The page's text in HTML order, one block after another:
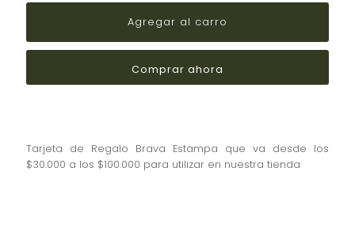
-2 en
Comprar ahora
Tarjeta de Regalo Brava Estampa que va desde los
$30.000 a los $100.000 para utilizar en nuestra tienda